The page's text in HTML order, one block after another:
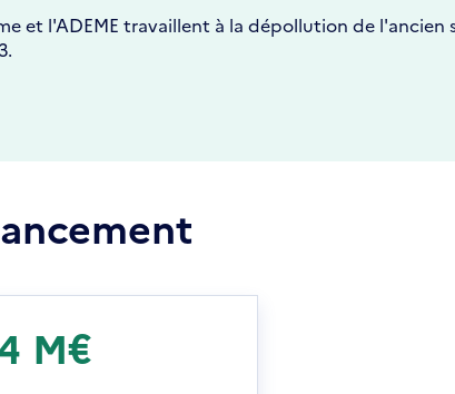
et l'ADEME travaillent à la dépollution de l'ancien
M€